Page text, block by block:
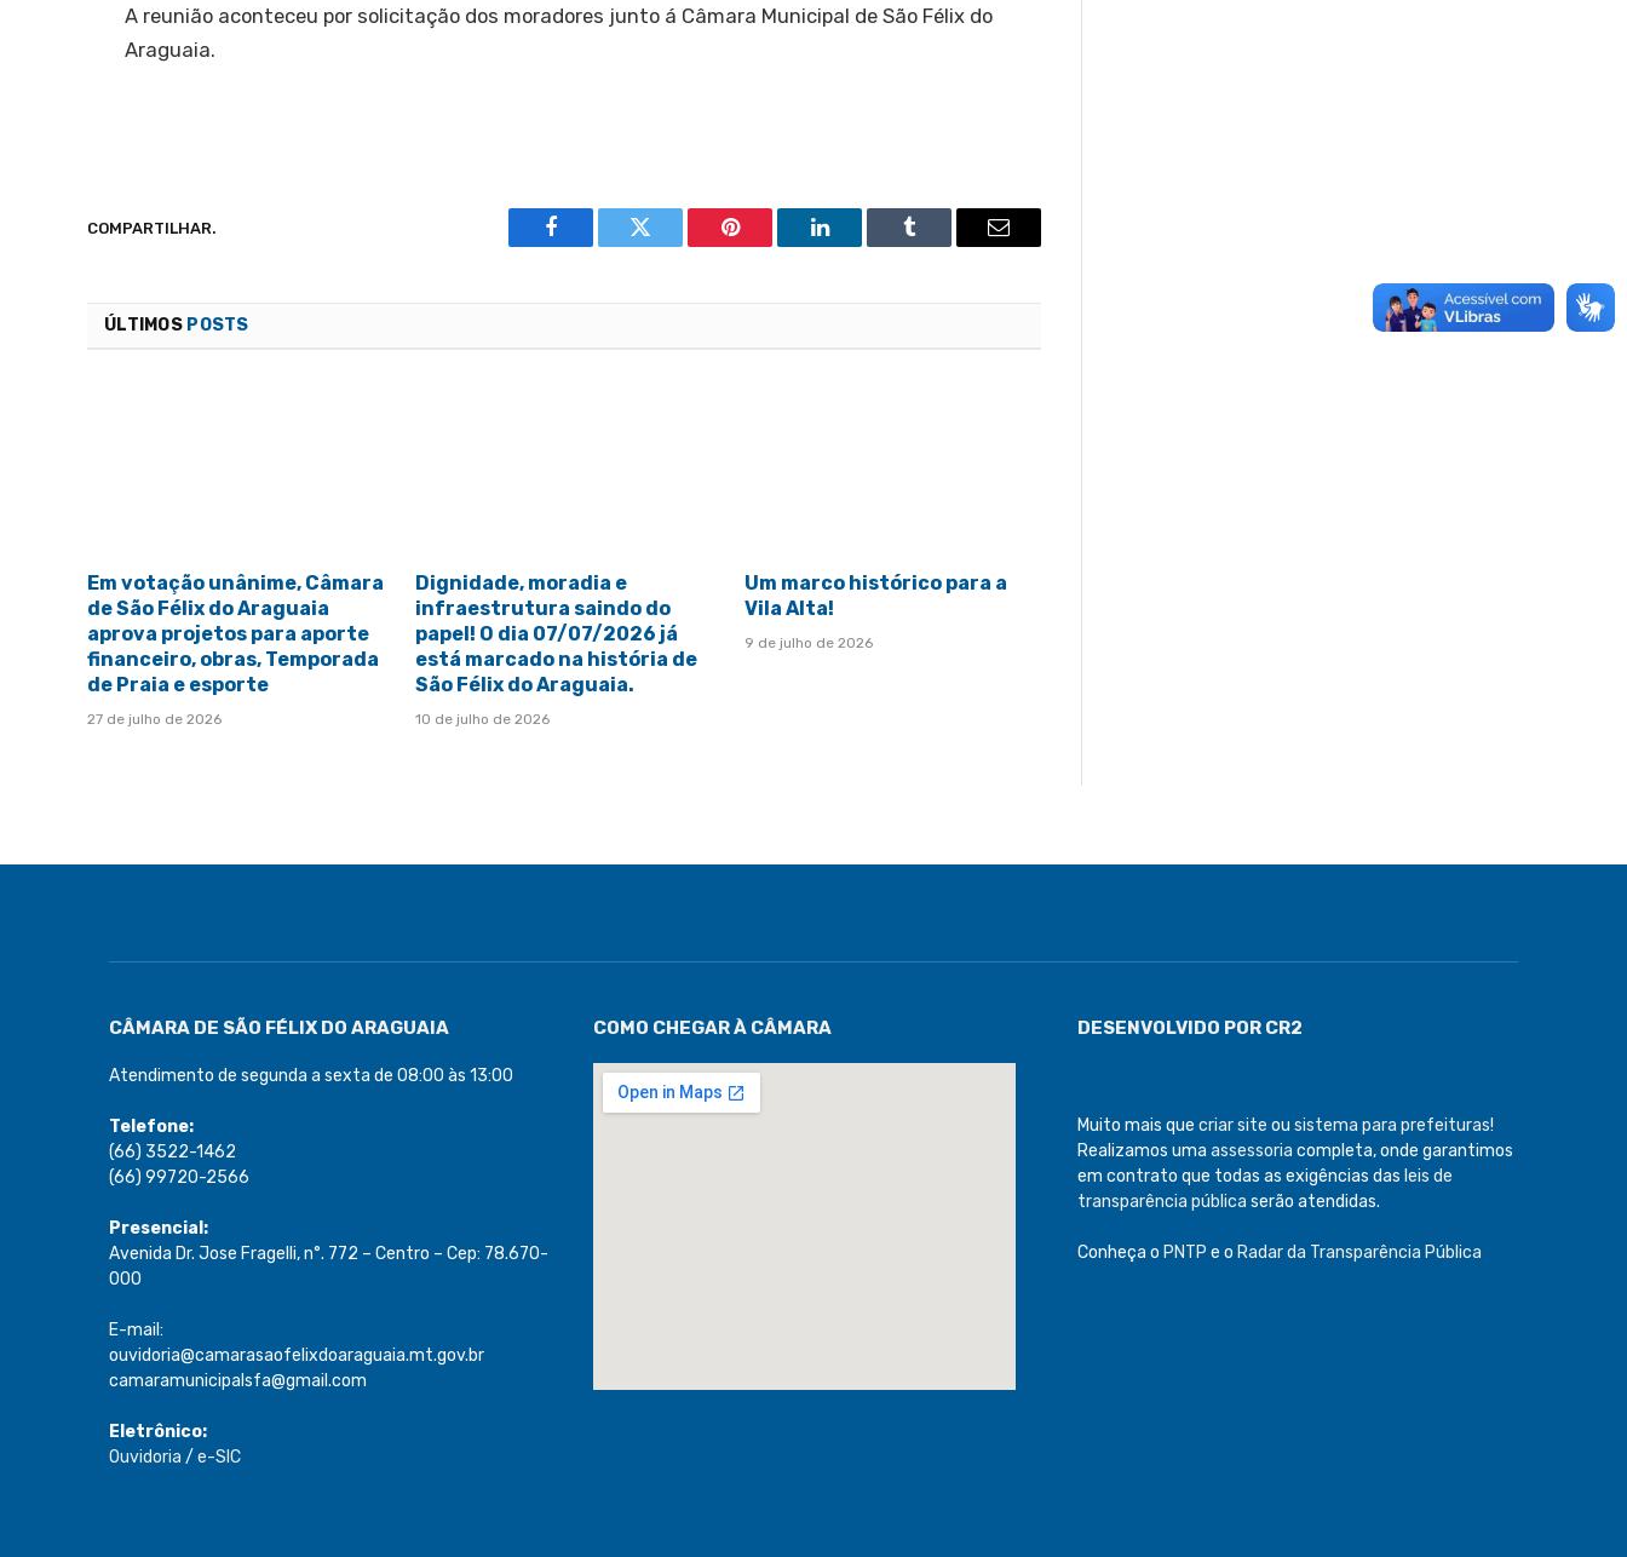
A reunião aconteceu por solicitação dos moradores junto á Câmara Municipal de São Félix do
Araguaia.
COMPARTILHAR.
Facebook Twitter Pinterest LinkedIn Tumblr Email
ÚLTIMOS POSTS
Em votação unânime, Câmara
de São Félix do Araguaia
aprova projetos para aporte
financeiro, obras, Temporada
de Praia e esporte
27 de julho de 2026
Dignidade, moradia e
infraestrutura saindo do
papel! O dia 07/07/2026 já
está marcado na história de
São Félix do Araguaia.
10 de julho de 2026
Um marco histórico para a
Vila Alta!
9 de julho de 2026
CÂMARA DE SÃO FÉLIX DO ARAGUAIA
Atendimento de segunda a sexta de 08:00 às 13:00
Telefone:
(66) 3522-1462
(66) 99720-2566
Presencial:
Avenida Dr. Jose Fragelli, n°. 772 – Centro – Cep: 78.670-
000
E-mail:
ouvidoria@camarasaofelixdoaraguaia.mt.gov.br
camaramunicipalsfa@gmail.com
Eletrônico:
Ouvidoria / e-SIC
COMO CHEGAR À CÂMARA DESENVOLVIDO POR CR2
Muito mais que criar site ou sistema para prefeituras!
Realizamos uma assessoria completa, onde garantimos
em contrato que todas as exigências das leis de
transparência pública serão atendidas.
Conheça o PNTP e o Radar da Transparência Pública